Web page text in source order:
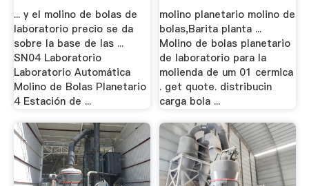
... y el molino de bolas de
laboratorio precio se da
sobre la base de las ...
SN04 Laboratorio
Laboratorio Automática
Molino de Bolas Planetario
4 Estación de ...
molino planetario molino de
bolas,Barita planta ...
Molino de bolas planetario
de laboratorio para la
molienda de um 01 cermica
. get quote. distribucin
carga bola ...